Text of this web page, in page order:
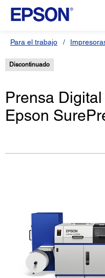
Para el trabajo
Discontinuado
Prensa
Epson